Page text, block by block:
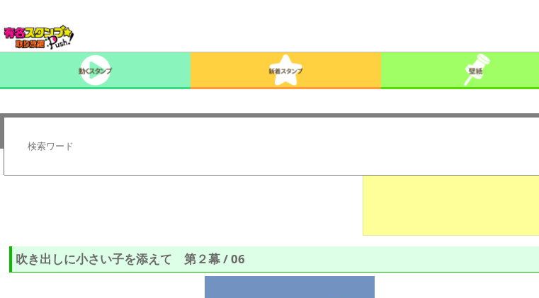
吹き出しに小さい子を添えて 第２幕 / 06